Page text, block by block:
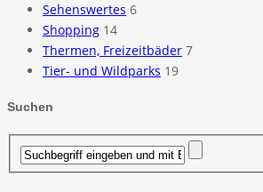
Sehenswertes 6
Shopping 14
Thermen, Freizeitbäder 7
Tier- und Wildparks 19
Suchen